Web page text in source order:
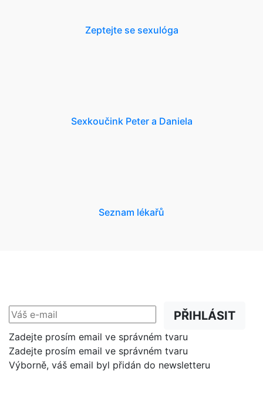
Zeptejte se sexulóga
Sexkoučink Peter a Daniela
Seznam lékařů
PŘIHLÁSIT
Zadejte prosím email ve správném tvaru
Zadejte prosím email ve správném tvaru
Výborně, váš email byl přidán do newsletteru